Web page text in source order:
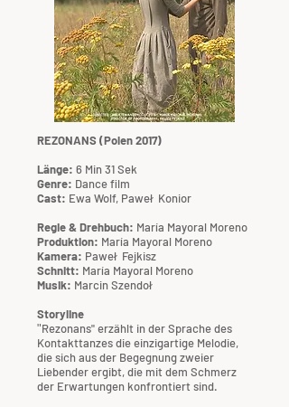
REZONANS (Polen 2017)
Länge: 6 Min 31 Sek
Genre: Dance film
Cast: Ewa Wolf, Paweł Konior
Regie & Drehbuch: María Mayoral Moreno
Produktion: María Mayoral Moreno
Kamera: Paweł Fejkisz
Schnitt: María Mayoral Moreno
Musik: Marcin Szendoł
Storyline
"Rezonans" erzählt in der Sprache des
Kontakttanzes die einzigartige Melodie,
die sich aus der Begegnung zweier
Liebender ergibt, die mit dem Schmerz
der Erwartungen konfrontiert sind.